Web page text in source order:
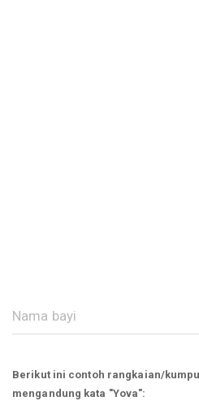
Berikut ini contoh rangkaian/
mengandung kata "Yova":